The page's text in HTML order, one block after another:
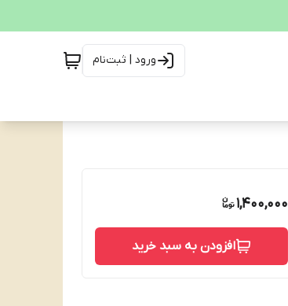
ورود | ثبت‌نام
1,400,000
افزودن به سبد خرید